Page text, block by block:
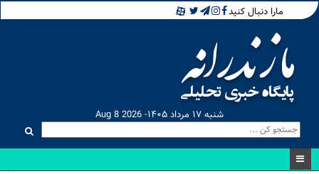
مارا دنبال کنید
شنبه ۱۷ مرداد ۱۴۰۵- Aug 8 2026